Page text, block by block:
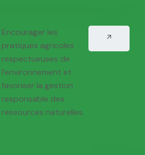
Encourager les
pratiques agricoles
respectueuses de
l’environnement et
favoriser la gestion
responsable des
ressources naturelles.